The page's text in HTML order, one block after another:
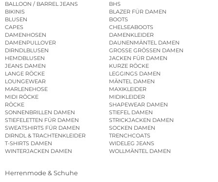
BALLOON / BARREL JEANS
BHS
BIKINIS
BLAZER FÜR DAMEN
BLUSEN
BOOTS
CAPES
CHELSEABOOTS
DAMENHOSEN
DAMENKLEIDER
DAMENPULLOVER
DAUNENMÄNTEL DAMEN
DIRNDLBLUSEN
GROSSE GRÖSSEN DAMEN
HEMDBLUSEN
JACKEN FÜR DAMEN
JEANS DAMEN
KURZE RÖCKE
LANGE RÖCKE
LEGGINGS DAMEN
LOUNGEWEAR
MÄNTEL DAMEN
MARLENEHOSE
MAXIKLEIDER
MIDI RÖCKE
MIDIKLEIDER
RÖCKE
SHAPEWEAR DAMEN
SONNENBRILLEN DAMEN
STIEFEL DAMEN
STIEFELETTEN FÜR DAMEN
STRICKJACKEN DAMEN
SWEATSHIRTS FÜR DAMEN
SOCKEN DAMEN
DIRNDL & TRACHTENKLEIDER
TRENCHCOATS
T-SHIRTS DAMEN
WIDELEG JEANS
WINTERJACKEN DAMEN
WOLLMÄNTEL DAMEN
Herrenmode & Schuhe